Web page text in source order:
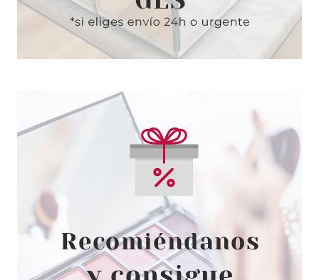
CLARINS
CLARINS MULTI-INTENSIVE
JOUR CREMA DE DÍA TODO
TIPO DE PIELES SPF15 50 ML
Pvr 114.00€
-25%
desde
84.95€